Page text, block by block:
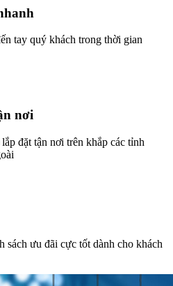
tay quý khách trong thời gian
nơi
đặt tận nơi trên khắp các tỉnh
sách ưu đãi cực tốt dành cho khách